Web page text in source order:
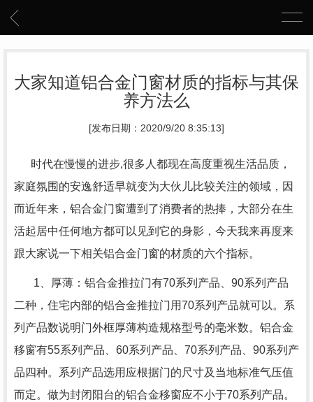
大家知道铝合金门窗材质的指标与其保
养方法么
[发布日期：2020/9/20 8:35:13]
时代在慢慢的进步,很多人都现在高度重视生活品质，
家庭氛围的安逸舒适早就变为大伙儿比较关注的领域，因
而近年来，铝合金门窗遭到了消费者的热捧，大部分在生
活起居中任何地方都可以见到它的身影，今天我来再度来
跟大家说一下相关铝合金门窗的材质的六个指标。
1、厚薄：铝合金推拉门有70系列产品、90系列产品
二种，住宅内部的铝合金推拉门用70系列产品就可以。系
列产品数说明门外框厚薄构造规格型号的毫米数。铝合金
移窗有55系列产品、60系列产品、70系列产品、90系列产
品四种。系列产品选用应根据门的尺寸及当地标准气压值
而定。做为封闭阳台的铝合金移窗应不小于70系列产品。